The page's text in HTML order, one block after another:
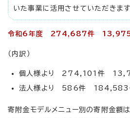
いた事業に活用させていただきます
令和6年度 274,687件
（内訳）
個人様より 274,101件
法人様より 586件 184,583
寄附金モデルメニュー別の寄附金額は